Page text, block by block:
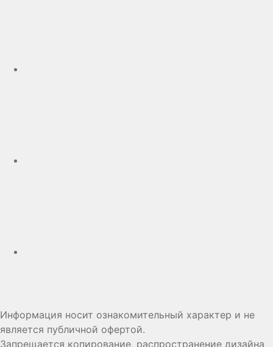
Информация носит ознакомительный характер и не
является публичной офертой.
Запрещается копирование, распространение дизайна